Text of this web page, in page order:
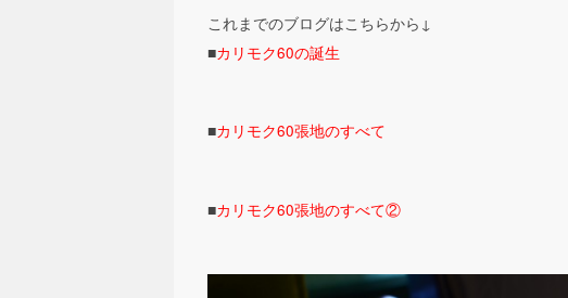
これまでのブログはこちらから↓
■カリモク60の誕生
■カリモク60張地のすべて
■カリモク60張地のすべて②